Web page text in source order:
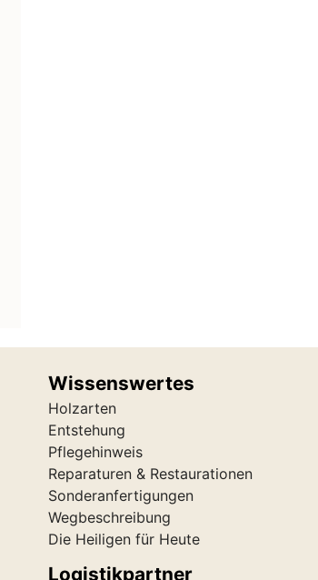
Wissenswertes
Holzarten
Entstehung
Pflegehinweis
Reparaturen & Restaurationen
Sonderanfertigungen
Wegbeschreibung
Die Heiligen für Heute
Logistikpartner